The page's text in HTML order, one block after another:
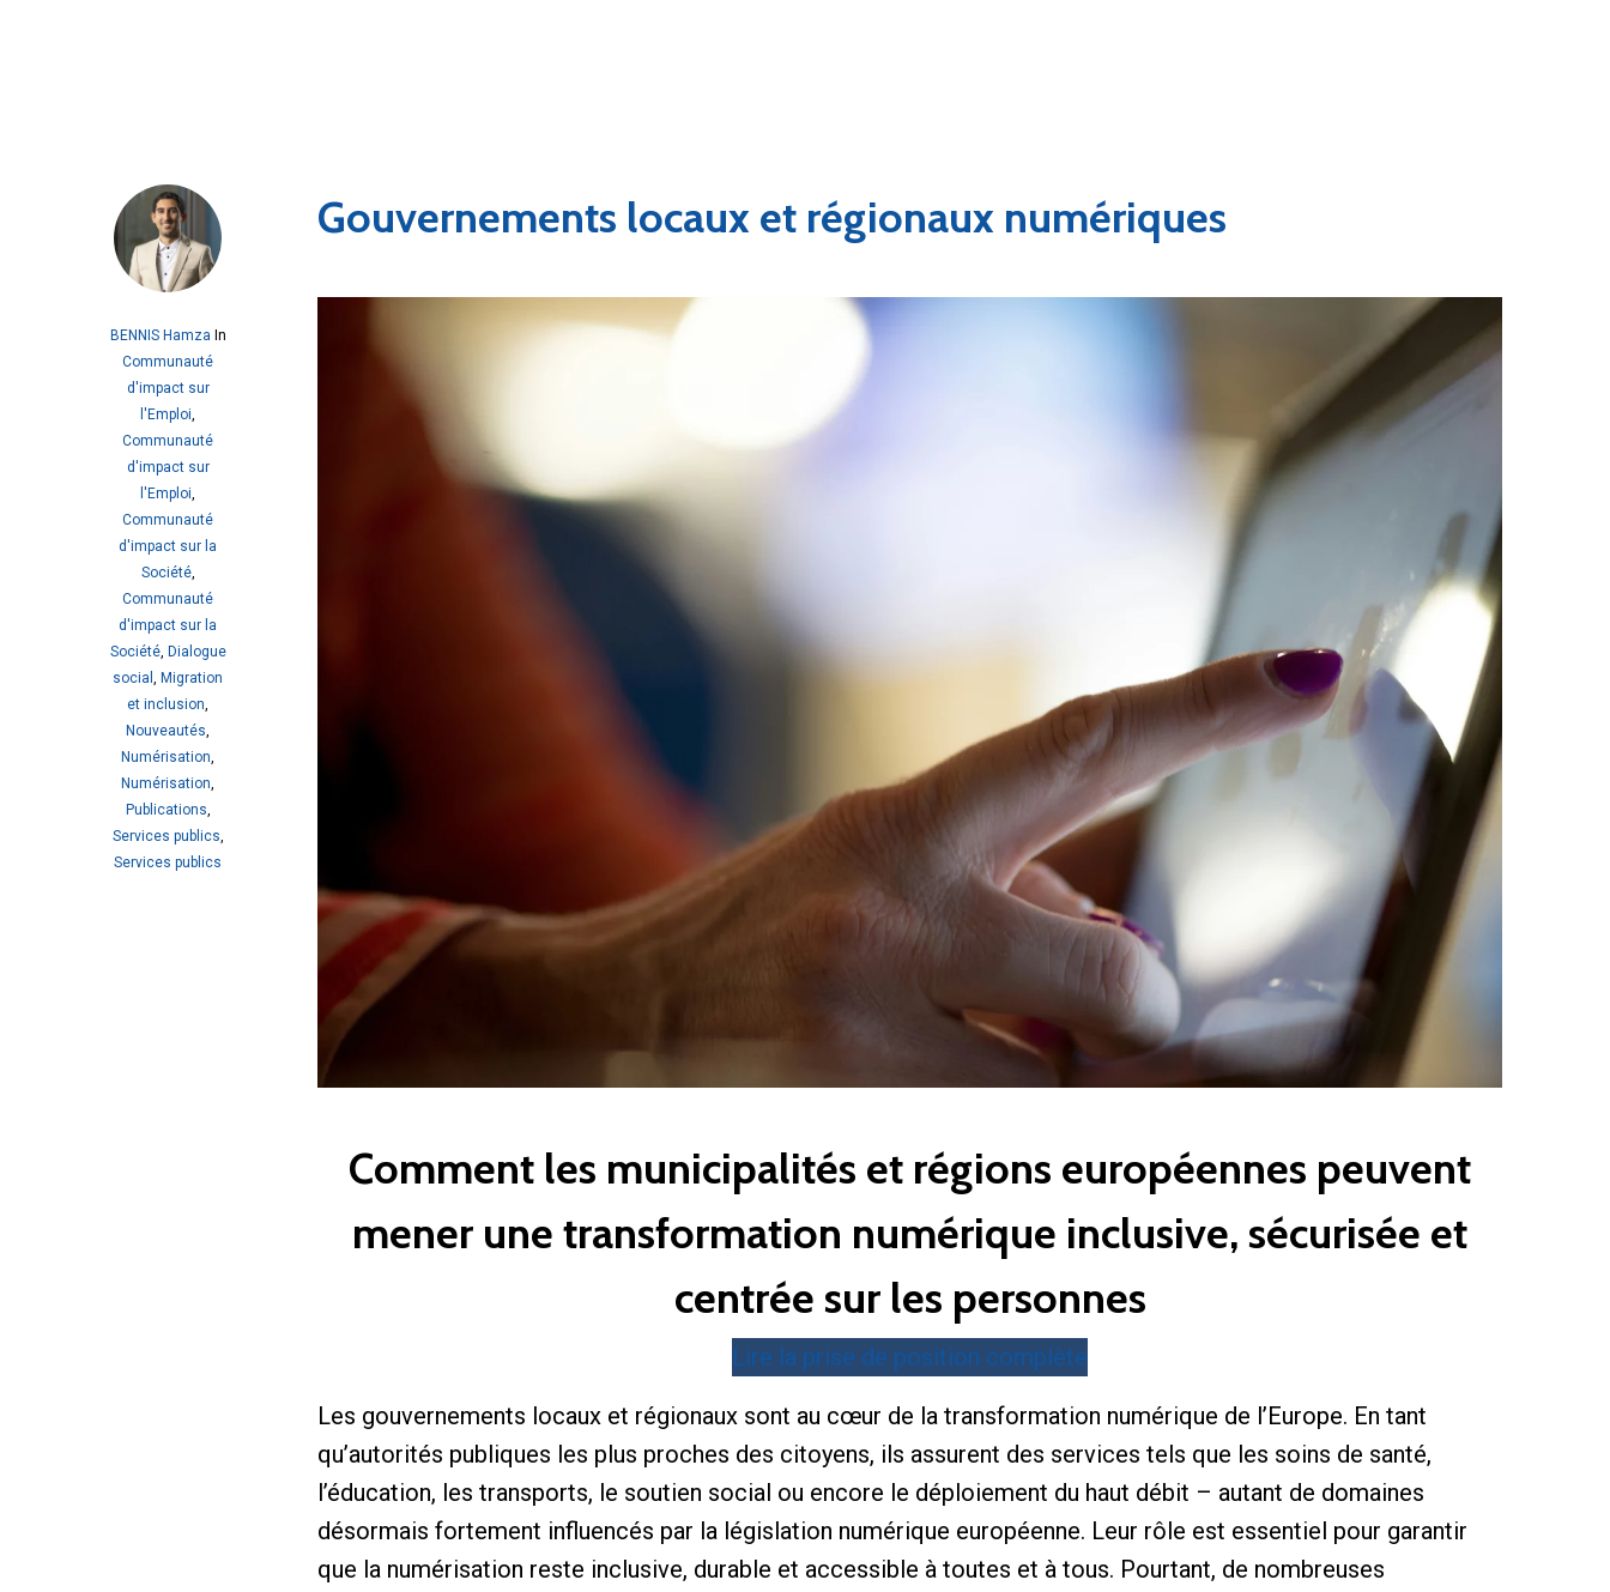
BENNIS Hamza In
Communauté
d'impact sur
l'Emploi,
Communauté
d'impact sur
l'Emploi,
Communauté
d'impact sur la
Société,
Communauté
d'impact sur la
Société, Dialogue
social , Migration
et inclusion,
Nouveautés,
Numérisation,
Numérisation,
Publications,
Services publics,
Services publics
Gouvernements locaux et régionaux numériques
Comment les municipalités et régions européennes peuvent
mener une transformation numérique inclusive, sécurisée et
centrée sur les personnes
Lire la prise de position complète
Les gouvernements locaux et régionaux sont au cœur de la transformation numérique de l’Europe. En tant
qu’autorités publiques les plus proches des citoyens, ils assurent des services tels que les soins de santé,
l’éducation, les transports, le soutien social ou encore le déploiement du haut débit – autant de domaines
désormais fortement influencés par la législation numérique européenne. Leur rôle est essentiel pour garantir
que la numérisation reste inclusive, durable et accessible à toutes et à tous. Pourtant, de nombreuses